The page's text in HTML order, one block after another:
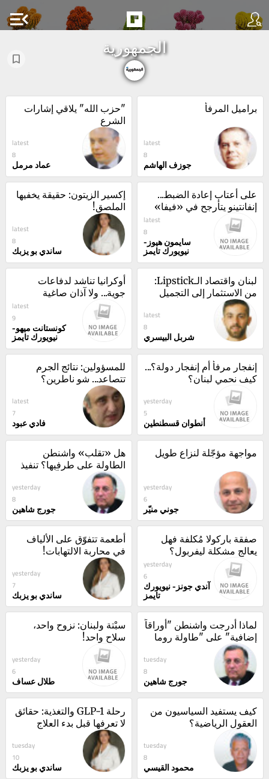
menu_open
الجمهورية
الشرع
latest
8
عماد مرمل
براميل المرفأ
latest
8
جوزف الهاشم
الملصق!
latest
8
ساندي بو يزبك
إنفانتينو يتأرجح في «فيفا»
latest
8
سايمون هيوز-
نيويورك تايمز
جوية... ولا آذان صاغية
latest
9
كونستانت ميهو-
نيويورك تايمز
والرفاهية
latest
8
شربل البيسري
تتصاعد... شو ناطرين؟
latest
7
فادي عبود
كيف نحمي لبنان؟
yesterday
5
أنطوان قسطنطين
"صيغة الإطار" سلّة واحدة!
yesterday
8
جورج شاهين
مواجهة مؤجّلة لنزاع طويل
yesterday
6
جوني منيّر
في محاربة الالتهابات!
yesterday
7
ساندي بو يزبك
يعالج مشكلة ليفربول؟
yesterday
6
آندي جونز- نيويورك
تايمز
سلاح واحد!
yesterday
6
طلال عساف
لماذا أدرجت واشنطن "أوراقاً
2"؟
tuesday
8
جورج شاهين
لا تعرفها قبل بدء العلاج
tuesday
10
ساندي بو يزبك
العقول الرياضية؟
tuesday
8
محمود القيسي